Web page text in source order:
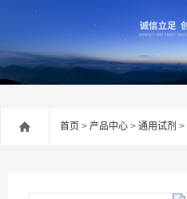
首页 > 产品中心 > 通用试剂 >